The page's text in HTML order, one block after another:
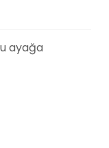
ayağa